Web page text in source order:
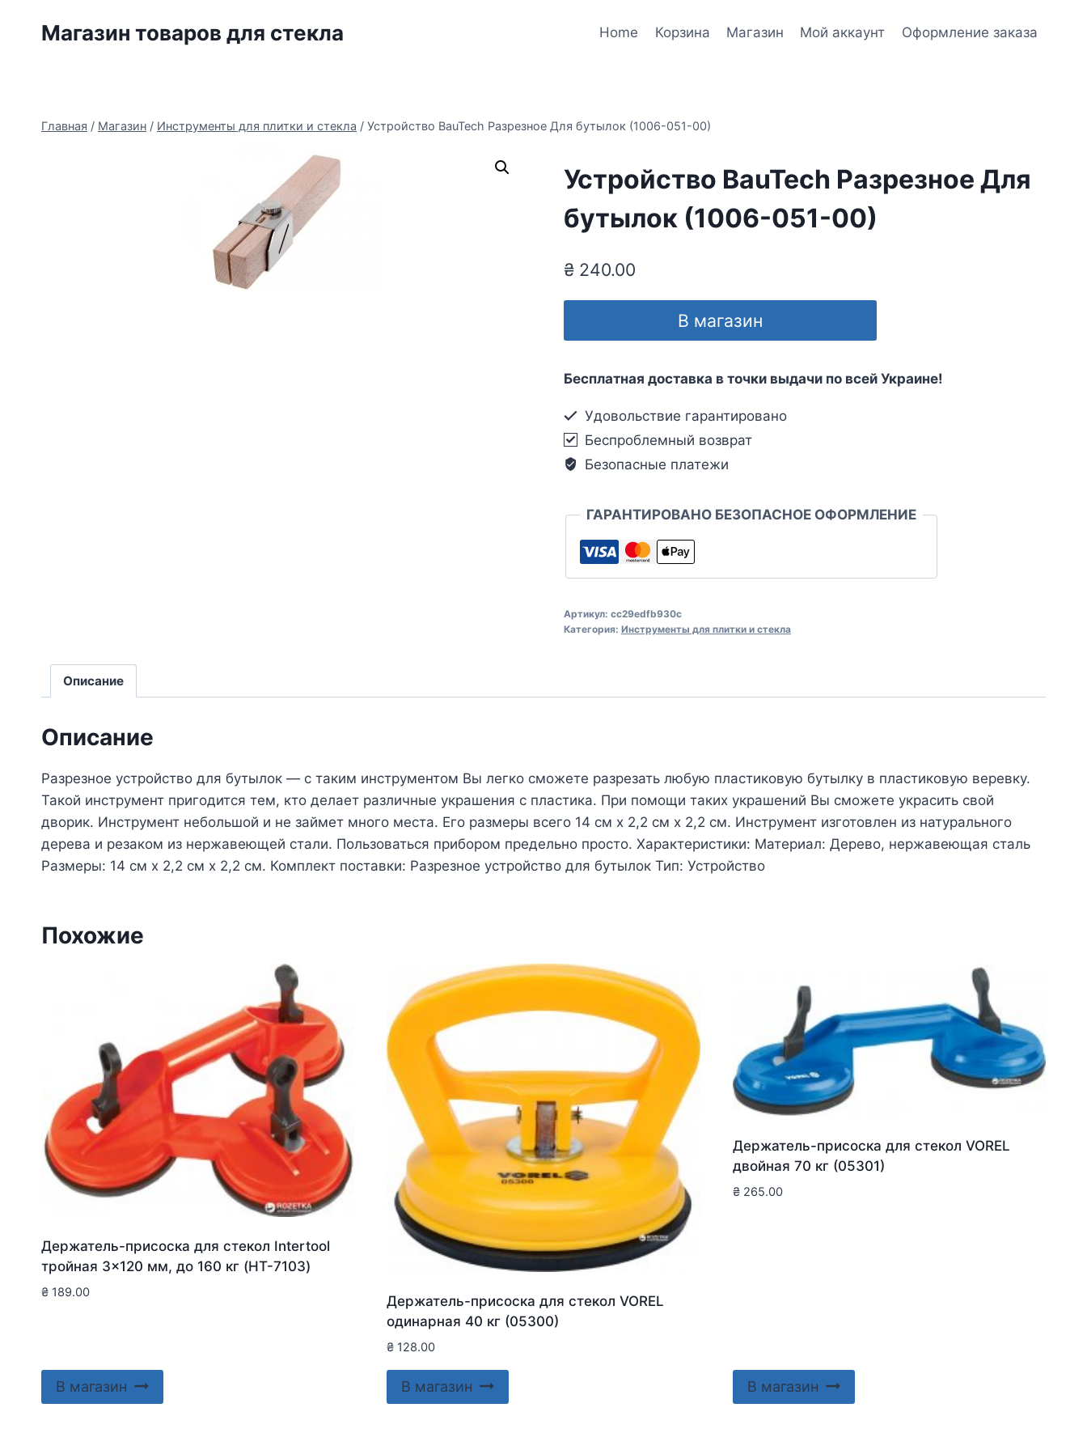
Магазин товаров для стекла Home Корзина Магазин Мой аккаунт Оформление заказа
Главная / Магазин / Инструменты для плитки и стекла / Устройство BauTech Разрезное Для бутылок (1006-051-00)
Устройство BauTech Разрезное Для
бутылок (1006-051-00)
₴240.00
В магазин
Бесплатная доставка в точки выдачи по всей Украине!
Удовольствие гарантировано
Беспроблемный возврат
Безопасные платежи
ГАРАНТИРОВАНО БЕЗОПАСНОЕ ОФОРМЛЕНИЕ
Артикул: cc29edfb930c
Категория: Инструменты для плитки и стекла
Описание
Описание
Разрезное устройство для бутылок — с таким инструментом Вы легко сможете разрезать любую пластиковую бутылку в пластиковую веревку.
Такой инструмент пригодится тем, кто делает различные украшения с пластика. При помощи таких украшений Вы сможете украсить свой
дворик. Инструмент небольшой и не займет много места. Его размеры всего 14 см х 2,2 см х 2,2 см. Инструмент изготовлен из натурального
дерева и резаком из нержавеющей стали. Пользоваться прибором предельно просто. Характеристики: Материал: Дерево, нержавеющая сталь
Размеры: 14 см х 2,2 см х 2,2 см. Комплект поставки: Разрезное устройство для бутылок Тип: Устройство
Похожие
Держатель-присоска для стекол Intertool
тройная 3×120 мм, до 160 кг (HT-7103)
₴ 189.00
В магазин
Держатель-присоска для стекол VOREL
одинарная 40 кг (05300)
₴ 128.00
В магазин
Держатель-присоска для стекол VOREL
двойная 70 кг (05301)
₴265.00
В магазин